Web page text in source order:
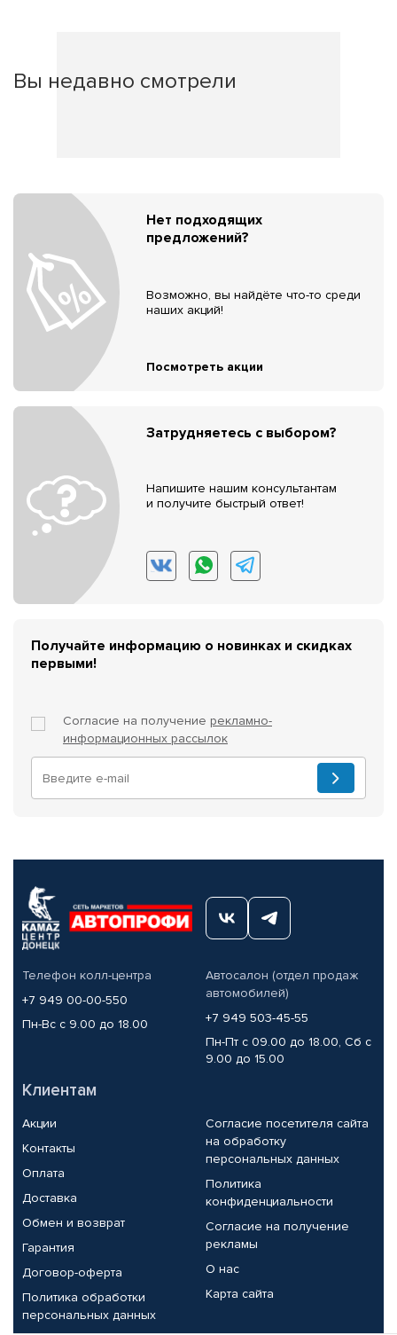
Вы недавно смотрели
Нет подходящих
предложений?
Возможно, вы найдёте что-то среди
наших акций!
Посмотреть акции
Затрудняетесь с выбором?
Напишите нашим консультантам
и получите быстрый ответ!
Получайте информацию о новинках и скидках
первыми!
Согласие на получение рекламно-
информационных рассылок
Телефон колл-центра
+7 949 00-00-550
Пн-Вс с 9.00 до 18.00
Автосалон (отдел продаж
автомобилей)
+7 949 503-45-55
Пн-Пт с 09.00 до 18.00, Сб с
9.00 до 15.00
Клиентам
Акции
Контакты
Оплата
Доставка
Обмен и возврат
Гарантия
Договор-оферта
Политика обработки
персональных данных
Согласие посетителя сайта
на обработку
персональных данных
Политика
конфиденциальности
Согласие на получение
рекламы
О нас
Карта сайта